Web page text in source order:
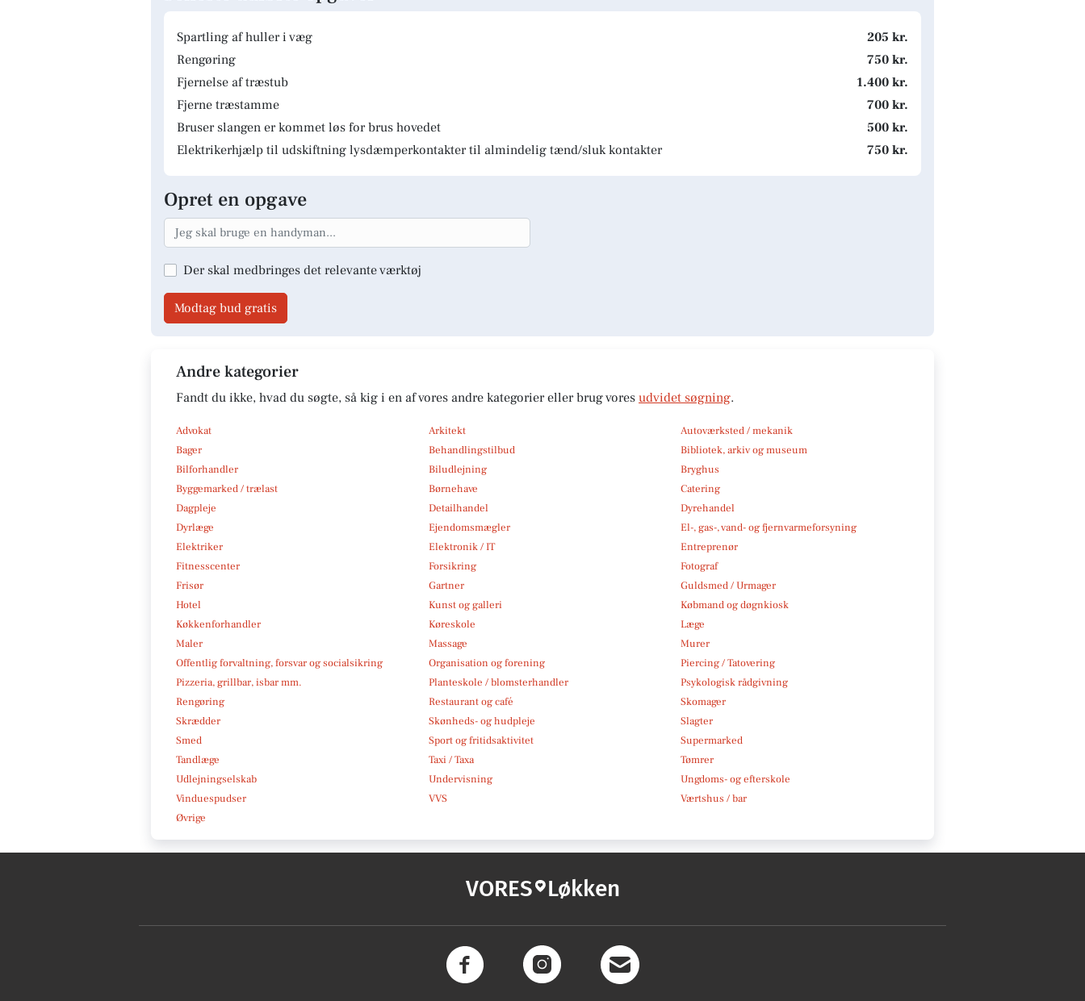
Spartling af huller i væg
205 kr.
Rengøring
750 kr.
Fjernelse af træstub
1.400 kr.
Fjerne træstamme
700 kr.
Bruser slangen er kommet løs for brus hovedet
500 kr.
Elektrikerhjælp til udskiftning lysdæmperkontakter til almindelig tænd/sluk kontakter
750 kr.
Opret en opgave
Der skal medbringes det relevante værktøj
Modtag bud gratis
Andre kategorier
Fandt du ikke, hvad du søgte, så kig i en af vores andre kategorier eller brug vores udvidet søgning.
Advokat Arkitekt
Autoværksted / mekanik
Bager
Behandlingstilbud
Bibliotek, arkiv og museum
Bilforhandler
Biludlejning
Bryghus
Byggemarked / trælast
Børnehave
Catering
Dagpleje
Detailhandel
Dyrehandel
Dyrlæge
Ejendomsmægler
El-, gas-, vand- og fjernvarmeforsyning
Elektriker
Elektronik / IT
Entreprenør
Fitnesscenter
Forsikring
Fotograf
Frisør
Gartner
Guldsmed / Urmager
Hotel
Kunst og galleri
Købmand og døgnkiosk
Køkkenforhandler
Køreskole
Læge
Maler
Massage
Murer
Offentlig forvaltning, forsvar og socialsikring
Organisation og forening
Piercing / Tatovering
Pizzeria, grillbar, isbar mm.
Planteskole / blomsterhandler
Psykologisk rådgivning
Rengøring
Restaurant og café
Skomager
Skrædder
Skønheds- og hudpleje
Slagter
Smed
Sport og fritidsaktivitet
Supermarked
Tandlæge
Taxi / Taxa
Tømrer
Udlejningselskab
Undervisning
Ungdoms- og efterskole
Vinduespudser
VVS
Værtshus / bar
Øvrige
VORES Løkken